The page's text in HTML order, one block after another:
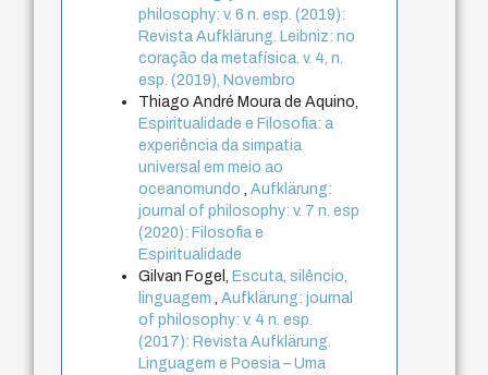
philosophy: v. 6 n. esp. (2019):
Revista Aufklärung. Leibniz: no
coração da metafísica. v. 4, n.
esp. (2019), Novembro
Thiago André Moura de Aquino,
Espiritualidade e Filosofia: a
experiência da simpatia
universal em meio ao
oceanomundo,Aufklärung:
journal of philosophy: v. 7 n. esp
(2020): Filosofia e
Espiritualidade
Gilvan Fogel, Escuta, silêncio,
linguagem,Aufklärung: journal
of philosophy: v. 4 n. esp.
(2017): Revista Aufklärung.
Linguagem e Poesia – Uma